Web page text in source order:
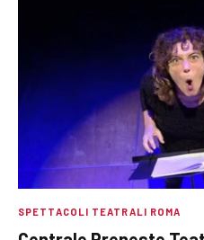
SPETTACOLI TEATRALI ROMA